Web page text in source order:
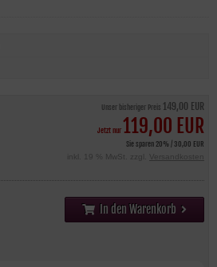
Unser bisheriger Preis 149,00 EUR
Jetzt nur119,00 EUR
Sie sparen 20% / 30,00 EUR
inkl. 19 % MwSt. zzgl.
Versandkosten
In den Warenkorb